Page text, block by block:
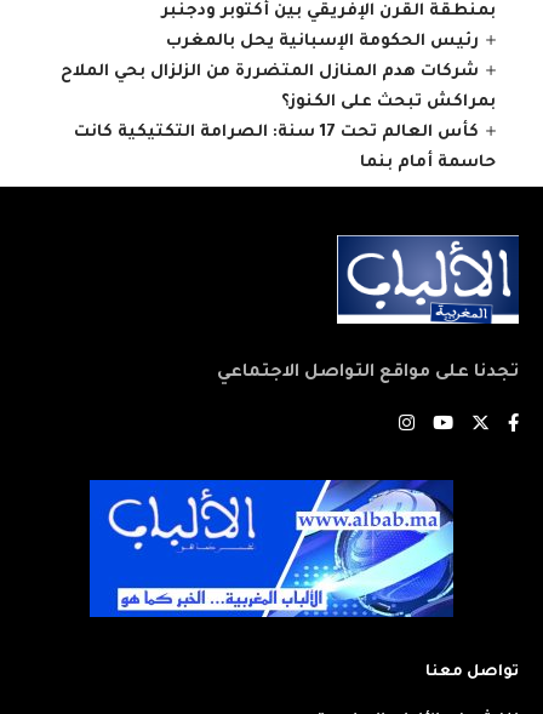
بمنطقة القرن الإفريقي بين أكتوبر ودجنبر
رئيس الحكومة الإسبانية يحل بالمغرب
شركات هدم المنازل المتضررة من الزلزال بحي الملاح
بمراكش تبحث على الكنوز؟
كأس العالم تحت 17 سنة: الصرامة التكتيكية كانت
حاسمة أمام بنما
تجدنا على مواقع التواصل الاجتماعي
تواصل معنا